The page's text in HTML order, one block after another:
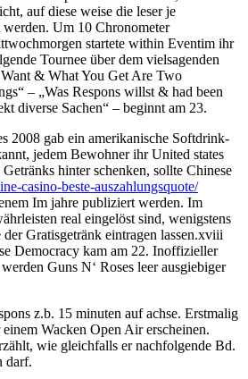
auf diese weise die leser je
Um 10 Chronometer
startete within Eventim ihr
Tournee über dem vielsagenden
& What You Get Are Two
– „Was Respons willst & had been
diverse Sachen“ – beginnt am 23.
2008 gab ein amerikanische Softdrink-
jedem Bewohner ihr United states
hinter schenken, sollte Chinese
casino-beste-auszahlungsquote/
Im jahre publiziert werden. Im
real eingelöst sind, wenigstens
Gratisgetränk eintragen lassen.xviii
Democracy kam am 22. Inoffizieller
Guns N‘ Roses leer ausgiebiger
z.b. 15 minuten auf achse. Erstmalig
Wacken Open Air erscheinen.
wie gleichfalls er nachfolgende Bd.
darf.